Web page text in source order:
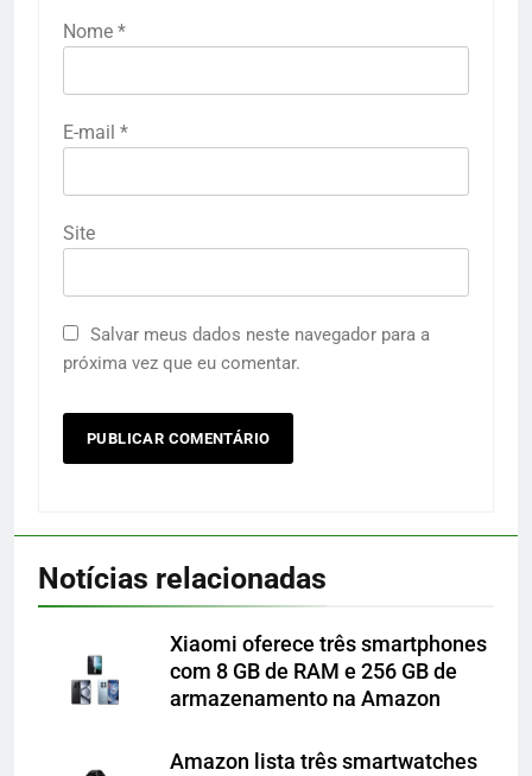
Nome *
E-mail *
Site
Salvar meus dados neste navegador para a
próxima vez que eu comentar.
Notícias relacionadas
Xiaomi oferece três smartphones
com 8 GB de RAM e 256 GB de
armazenamento na Amazon
Amazon lista três smartwatches